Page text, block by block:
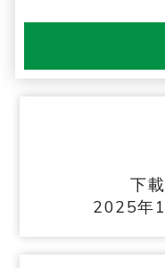
下
2025年